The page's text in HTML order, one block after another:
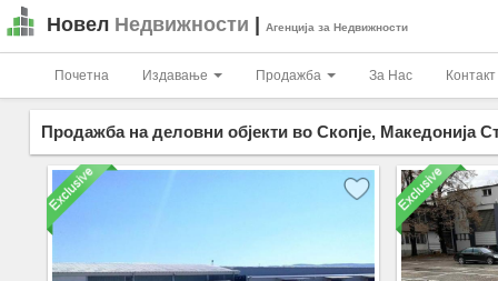
Новел Недвижности Агенција за Недвижности
Почетна Издавање Продажба За Нас Контакт
Продажба на деловни објекти во Скопје, Македонија